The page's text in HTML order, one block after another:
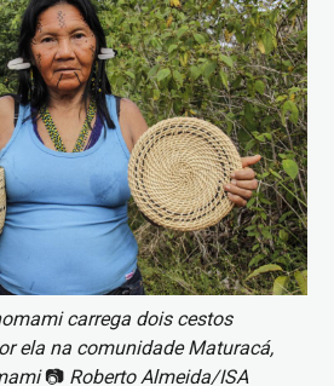
carrega dois cestos
ela na comunidade Maturacá,
📷 Roberto Almeida/ISA